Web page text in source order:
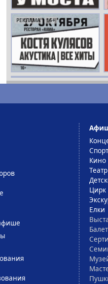
РЕКЛАМА 16+
Кино
Театр
Цирк
Елки
Балет